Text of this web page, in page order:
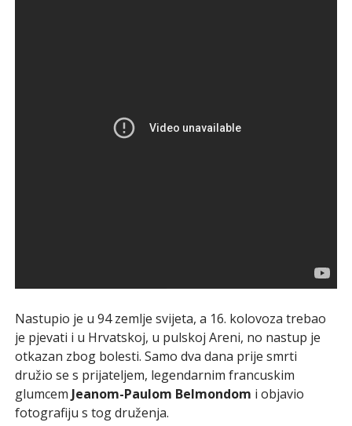
Nastupio je u 94 zemlje svijeta, a 16. kolovoza trebao
je pjevati i u Hrvatskoj, u pulskoj Areni, no nastup je
otkazan zbog bolesti. Samo dva dana prije smrti
družio se s prijateljem, legendarnim francuskim
glumcem Jeanom-Paulom Belmondom i objavio
fotografiju s tog druženja.